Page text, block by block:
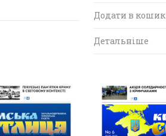
Додати в кошик
Детальніше